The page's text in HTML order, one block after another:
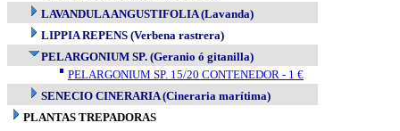
LAVANDULA ANGUSTIFOLIA (Lavanda)
LIPPIA REPENS (Verbena rastrera)
PELARGONIUM SP. (Geranio ó gitanilla)
PELARGONIUM SP. 15/20 CONTENEDOR - 1 €
SENECIO CINERARIA (Cineraria marítima)
PLANTAS TREPADORAS